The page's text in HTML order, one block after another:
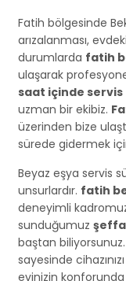
Fatih bölgesinde
arızalanması,
durumlarda fatih
ulaşarak
saat içinde servis
uzman bir ekibiz.
üzerinden bize
sürede gidermek
Beyaz eşya servis
unsurlardır. fatih
deneyimli
sunduğumuz
baştan
sayesinde
evinizin